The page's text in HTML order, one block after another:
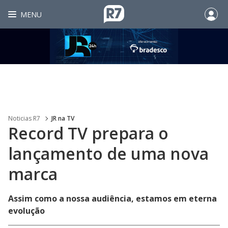
MENU
Noticias R7 JR na TV
Record TV prepara o
lançamento de uma nova
marca
Assim como a nossa audiência, estamos em eterna
evolução